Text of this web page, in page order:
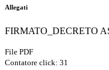
Allegati
FIRMATO_DECRETO
File PDF
Contatore click: 31